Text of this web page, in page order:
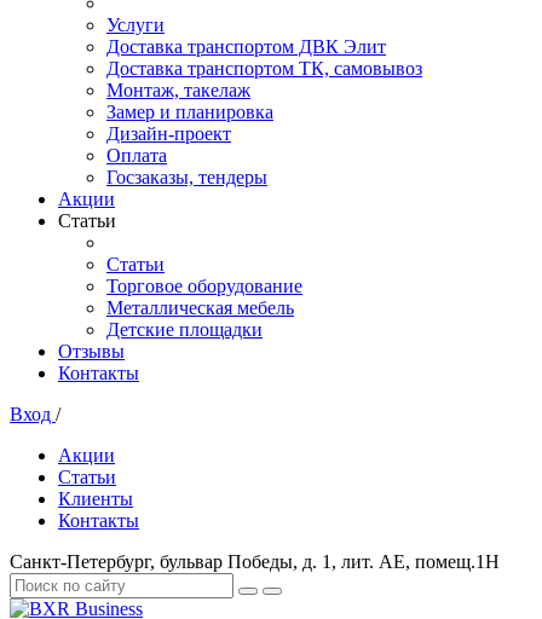
Услуги
Доставка транспортом ДВК Элит
Доставка транспортом ТК, самовывоз
Монтаж, такелаж
Замер и планировка
Дизайн-проект
Оплата
Госзаказы, тендеры
Акции
Статьи
Статьи
Торговое оборудование
Металлическая мебель
Детские площадки
Отзывы
Контакты
Вход /
Акции
Статьи
Клиенты
Контакты
Санкт-Петербург, бульвар Победы, д. 1, лит. АЕ, помещ.1Н